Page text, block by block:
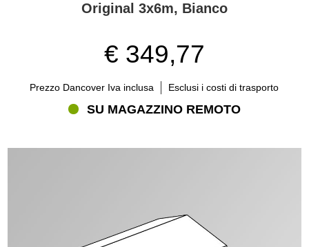
Original 3x6m, Bianco
€ 349,77
Prezzo Dancover Iva inclusa Esclusi i costi di trasporto
SU MAGAZZINO REMOTO